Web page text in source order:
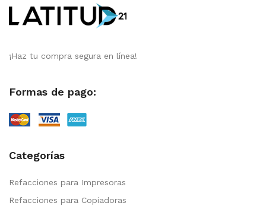
¡Haz tu compra segura en línea!
Formas de pago:
Categorías
Refacciones para Impresoras
Refacciones para Copiadoras